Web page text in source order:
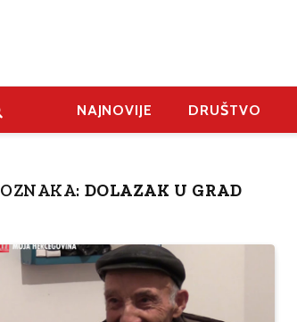
NAJNOVIJE DRUŠTVO
OZNAKA: DOLAZAK U GRAD